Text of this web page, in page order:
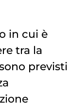
in cui è
tra la
previsti